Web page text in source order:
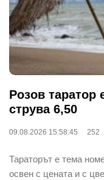
Розов таратор
струва 6,50
09.08.2026 15:58:45 252
Тараторът е тема
освен с цената и с